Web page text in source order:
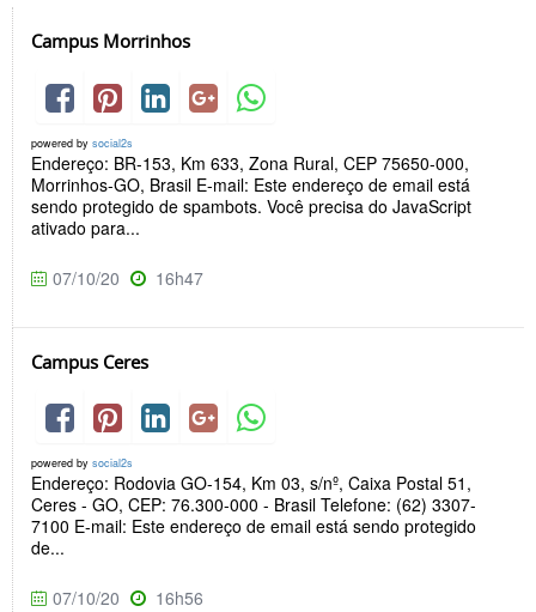
Campus Morrinhos
powered by social2s
Endereço: BR-153, Km 633, Zona Rural, CEP 75650-000,
Morrinhos-GO, Brasil E-mail: Este endereço de email está
sendo protegido de spambots. Você precisa do JavaScript
ativado para...
07/10/20 16h47
Campus Ceres
powered by social2s
Endereço: Rodovia GO-154, Km 03, s/nº, Caixa Postal 51,
Ceres - GO, CEP: 76.300-000 - Brasil Telefone: (62) 3307-
7100 E-mail: Este endereço de email está sendo protegido
de...
07/10/20 16h56